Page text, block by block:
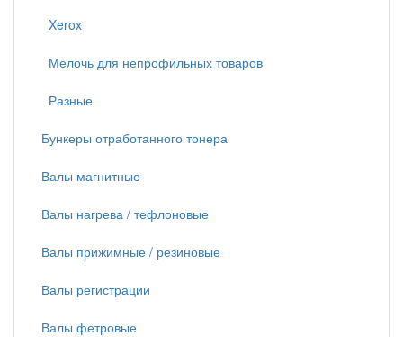
Xerox
Мелочь для непрофильных товаров
Разные
Бункеры отработанного тонера
Валы магнитные
Валы нагрева / тефлоновые
Валы прижимные / резиновые
Валы регистрации
Валы фетровые